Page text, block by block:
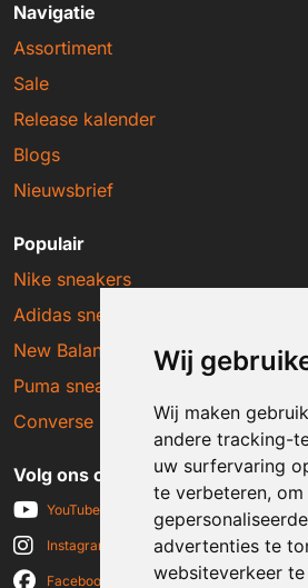
Wij
Wij maken
andere tracking-
uw surfervaring
te verbeteren, om
advertenties te
websiteverkeer te
Navigatie
Assortiment
Sale
Release kalender
Blogs
Nieuwsbrief
Populair
Nike sneakers
Adidas sneakers
New Balance sneakers
Puma sneakers
Converse sneakers
Volg ons op social media
YouTube
Instagram
Facebook